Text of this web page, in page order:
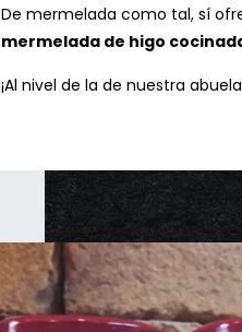
De mermelada como tal, sí
mermelada de higo
¡Al nivel de la de nuestra